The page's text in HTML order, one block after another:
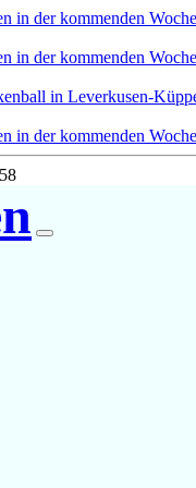
in der kommenden Woche
in der kommenden Woche
in Leverkusen-
in der kommenden Woche